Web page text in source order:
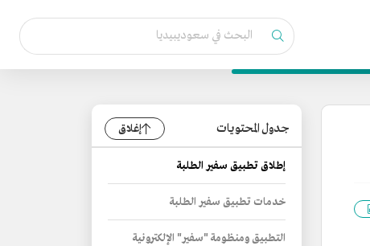
جدول المحتويات إغلاق
إطلاق تطبيق سفير الطلبة
خدمات تطبيق سفير الطلبة
التطبيق ومنظومة "سفير" الإلكترونية